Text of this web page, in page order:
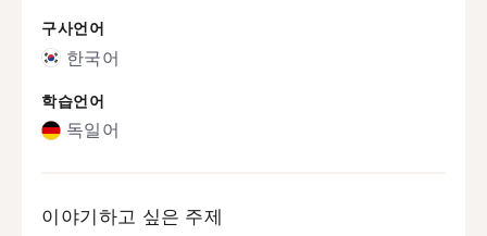
구사언어
한국어
학습언어
독일어
이야기하고 싶은 주제